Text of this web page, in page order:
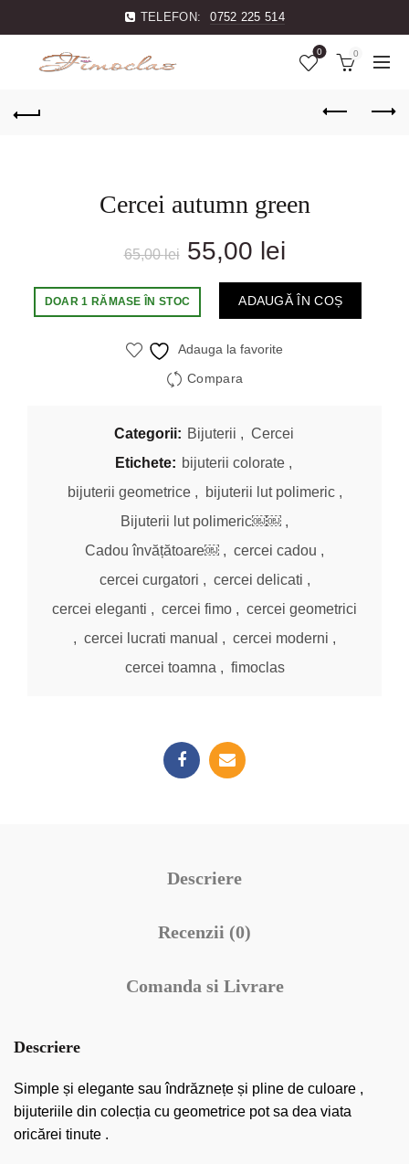
TELEFON: 0752 225 514
0 0
Cercei autumn green
65,00lei Prețul
inițial
fost:
55,00 leiPrețul
curent
DOAR 1 RĂMASE ÎN STOC ADAUGĂ ÎN COȘ
Adauga la favorite
Compara
Categorii: Bijuterii , Cercei
Etichete: bijuterii colorate ,
bijuterii geometrice , bijuterii lut polimeric ,
Bijuterii lut polimeric￼￼ ,
Cadou învățătoare￼ , cercei cadou ,
cercei curgatori , cercei delicati ,
cercei eleganti , cercei fimo , cercei geometrici
, cercei lucrati manual , cercei moderni ,
cercei toamna , fimoclas
Descriere
Recenzii (0)
Comanda si Livrare
Descriere
Simple și elegante sau îndrăznețe și pline de culoare ,
bijuteriile din colecția cu geometrice pot sa dea viata
oricărei tinute .